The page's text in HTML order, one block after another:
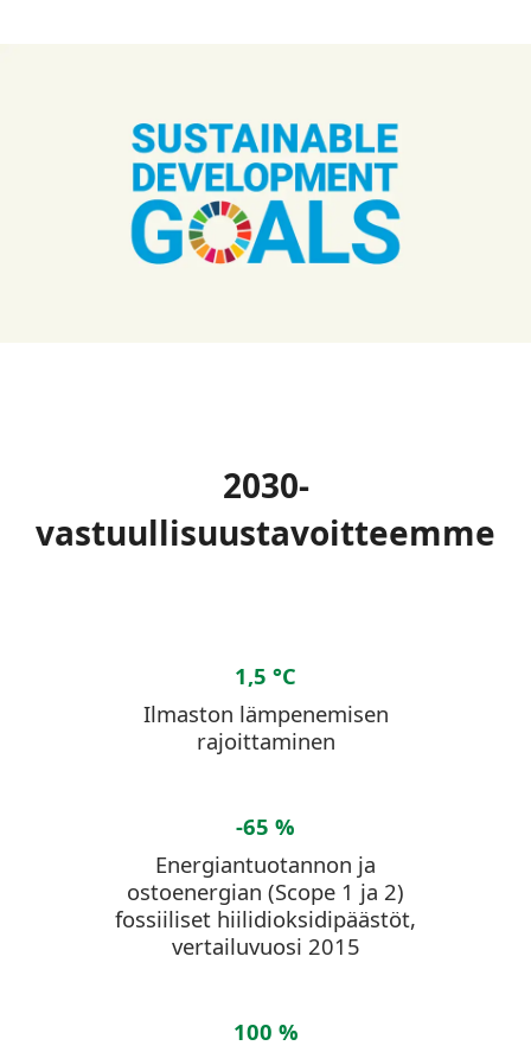
2030-
vastuullisuustavoitteemme
1,5 °C
Ilmaston lämpenemisen
rajoittaminen
-65 %
Energiantuotannon ja
ostoenergian (Scope 1 ja 2)
fossiiliset hiilidioksidipäästöt,
vertailuvuosi 2015
100 %